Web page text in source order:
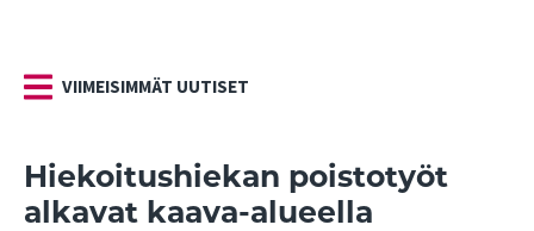
VIIMEISIMMÄT UUTISET
Hiekoitushiekan poistotyöt
alkavat kaava-alueella